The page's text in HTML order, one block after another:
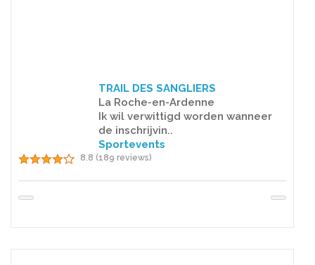
TRAIL DES SANGLIERS
La Roche-en-Ardenne
Ik wil verwittigd worden wanneer
de inschrijvin..
Sportevents
8.8 (189 reviews)